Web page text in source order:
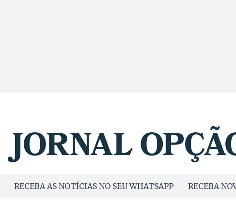
RECEBA AS NOTÍCIAS NO SEU WHATSAPP RECEBA